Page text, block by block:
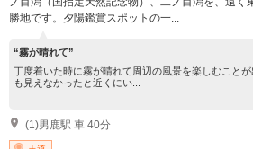
勝地です。夕陽鑑賞スポットの一...
“霧が晴れて”
丁度着いた時に霧が晴れて周辺の風景を楽しむこと
も見えなかったと近くにい...
(1)男鹿駅 車 40分